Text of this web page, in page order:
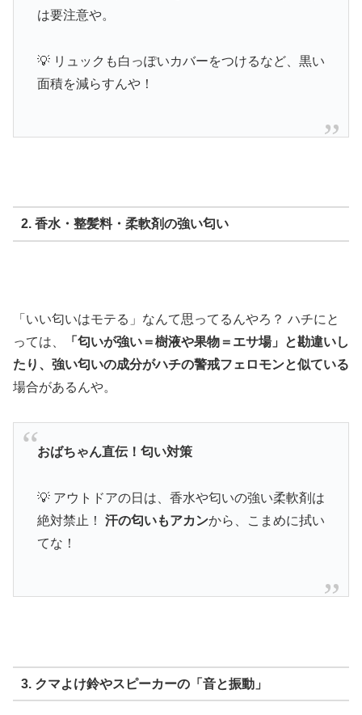
は要注意や。
💡 リュックも白っぽいカバーをつけるなど、黒い
面積を減らすんや！
2. 香水・整髪料・柔軟剤の強い匂い
「いい匂いはモテる」なんて思ってるんやろ？ ハチにと
っては、
「匂いが強い＝樹液や果物＝エサ場」と勘違いし
たり、強い匂いの成分がハチの警戒フェロモンと似ている
場合があるんや。
おばちゃん直伝！匂い対策
💡 アウトドアの日は、香水や匂いの強い柔軟剤は
絶対禁止！ 汗の匂いもアカンから、こまめに拭い
てな！
3. クマよけ鈴やスピーカーの「音と振動」